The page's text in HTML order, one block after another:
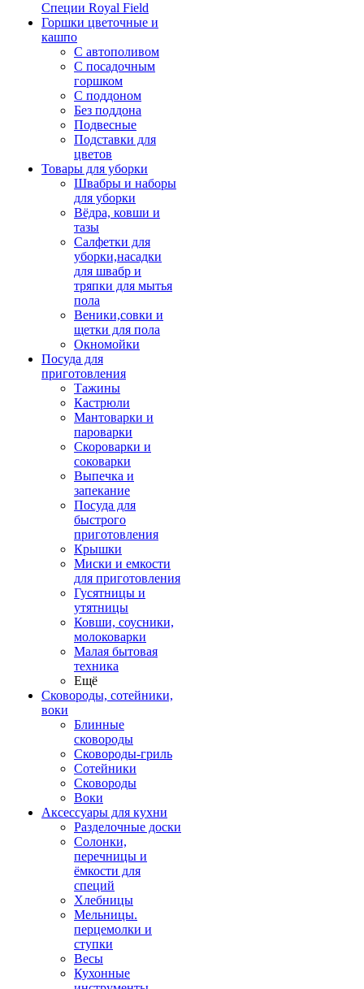
Специи Royal Field
Горшки цветочные и
кашпо
С автополивом
С посадочным
горшком
С поддоном
Без поддона
Подвесные
Подставки для
цветов
Товары для уборки
Швабры и наборы
для уборки
Вёдра, ковши и
тазы
Салфетки для
уборки,насадки
для швабр и
тряпки для мытья
пола
Веники,совки и
щетки для пола
Окномойки
Посуда для
приготовления
Тажины
Кастрюли
Мантоварки и
пароварки
Скороварки и
соковарки
Выпечка и
запекание
Посуда для
быстрого
приготовления
Крышки
Миски и емкости
для приготовления
Гусятницы и
утятницы
Ковши, соусники,
молоковарки
Малая бытовая
техника
Ещё
Сковороды, сотейники,
воки
Блинные
сковороды
Сковороды-гриль
Сотейники
Сковороды
Воки
Аксессуары для кухни
Разделочные доски
Солонки,
перечницы и
ёмкости для
специй
Хлебницы
Мельницы.
перцемолки и
ступки
Весы
Кухонные